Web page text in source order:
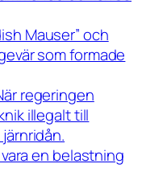
Mauser” och
som formade
regeringen
illegalt till
en belastning